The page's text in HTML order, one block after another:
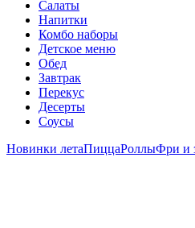
Салаты
Напитки
Комбо наборы
Детское меню
Обед
Завтрак
Перекус
Десерты
Соусы
Новинки летаПиццаРоллыФри и